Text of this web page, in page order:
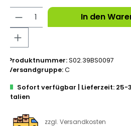
In den
Produktnummer:S02.39BS0097
Versandgruppe:C
Sofort verfügbar | Lieferzeit: 25-
Italien
zzgl. Versandkosten